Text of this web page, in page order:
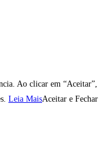
Ao clicar em “Aceitar”,
Leia MaisAceitar e Fechar